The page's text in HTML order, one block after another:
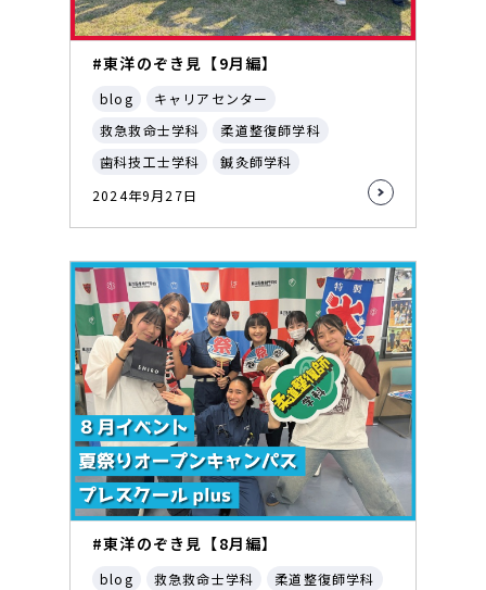
#東洋のぞき見【9月編】
blog
キャリアセンター
救急救命士学科
柔道整復師学科
歯科技工士学科
鍼灸師学科
2024年9月27日
#東洋のぞき見【8月編】
blog 救急救命士学科
柔道整復師学科